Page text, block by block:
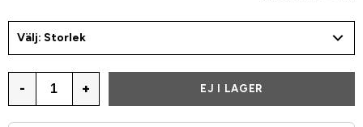
Välj: Storlek
- + EJ I LAGER